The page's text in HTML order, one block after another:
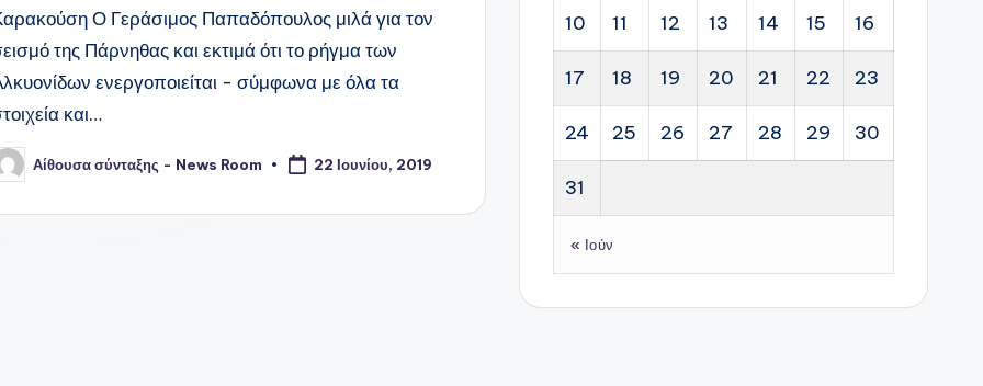
Ο Γεράσιμος Παπαδόπουλος μιλά για τον
της Πάρνηθας και εκτιμά ότι το ρήγμα των
ενεργοποιείται - σύμφωνα με όλα τα
και…
Αίθουσα σύνταξης - News Room 22 Ιουνίου, 2019
10 11 12 13 14 15 16
17 18 19 20 21 22 23
24 25 26 27 28 29 30
31
« Ιούν